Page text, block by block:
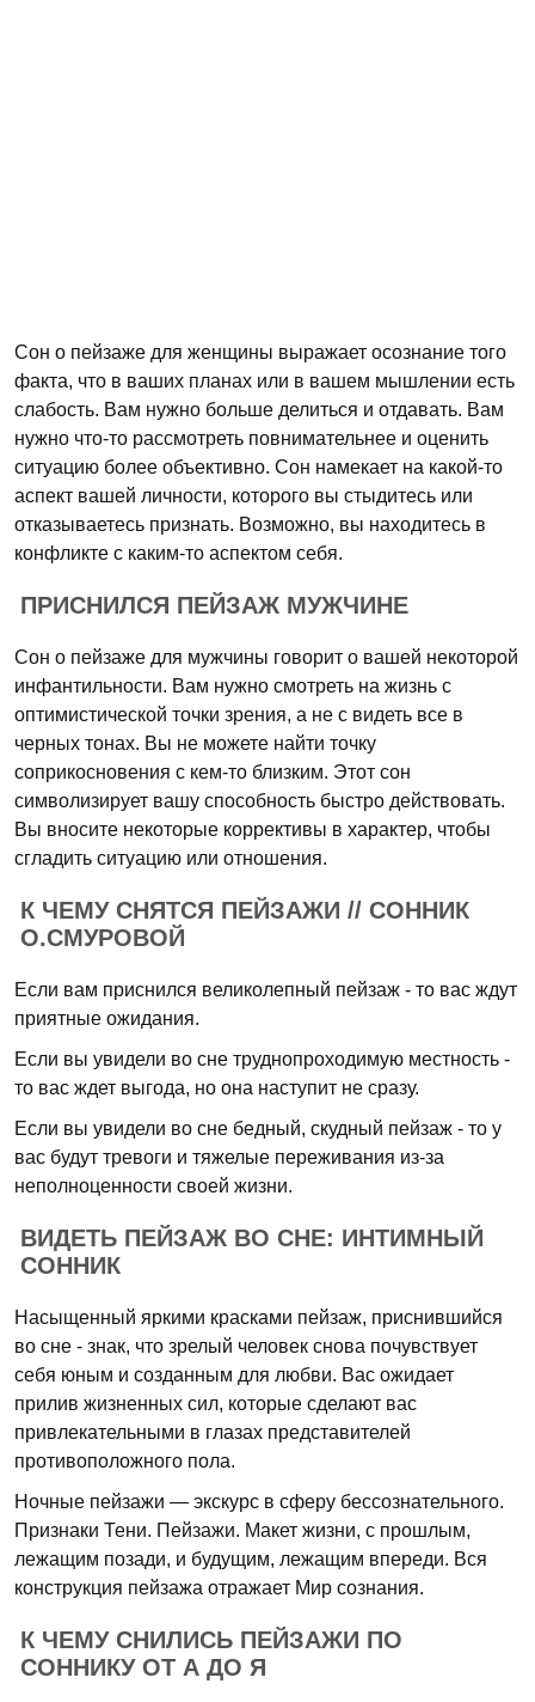
Сон о пейзаже для женщины выражает осознание того
факта, что в ваших планах или в вашем мышлении есть
слабость. Вам нужно больше делиться и отдавать. Вам
нужно что-то рассмотреть повнимательнее и оценить
ситуацию более объективно. Сон намекает на какой-то
аспект вашей личности, которого вы стыдитесь или
отказываетесь признать. Возможно, вы находитесь в
конфликте с каким-то аспектом себя.
ПРИСНИЛСЯ ПЕЙЗАЖ МУЖЧИНЕ
Сон о пейзаже для мужчины говорит о вашей некоторой
инфантильности. Вам нужно смотреть на жизнь с
оптимистической точки зрения, а не с видеть все в
черных тонах. Вы не можете найти точку
соприкосновения с кем-то близким. Этот сон
символизирует вашу способность быстро действовать.
Вы вносите некоторые коррективы в характер, чтобы
сгладить ситуацию или отношения.
К ЧЕМУ СНЯТСЯ ПЕЙЗАЖИ // СОННИК
О.СМУРОВОЙ
Если вам приснился великолепный пейзаж - то вас ждут
приятные ожидания.
Если вы увидели во сне труднопроходимую местность -
то вас ждет выгода, но она наступит не сразу.
Если вы увидели во сне бедный, скудный пейзаж - то у
вас будут тревоги и тяжелые переживания из-за
неполноценности своей жизни.
ВИДЕТЬ ПЕЙЗАЖ ВО СНЕ: ИНТИМНЫЙ
СОННИК
Насыщенный яркими красками пейзаж, приснившийся
во сне - знак, что зрелый человек снова почувствует
себя юным и созданным для любви. Вас ожидает
прилив жизненных сил, которые сделают вас
привлекательными в глазах представителей
противоположного пола.
Ночные пейзажи — экскурс в сферу бессознательного.
Признаки Тени. Пейзажи. Макет жизни, с прошлым,
лежащим позади, и будущим, лежащим впереди. Вся
конструкция пейзажа отражает Мир сознания.
К ЧЕМУ СНИЛИСЬ ПЕЙЗАЖИ ПО
СОННИКУ ОТ А ДО Я